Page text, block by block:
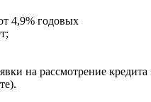
4,9% годовых
на рассмотрение